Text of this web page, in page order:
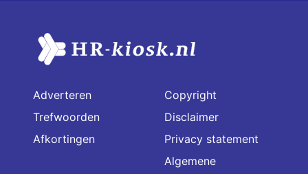
Adverteren
Trefwoorden
Afkortingen
Copyright
Disclaimer
Privacy statement
Algemene